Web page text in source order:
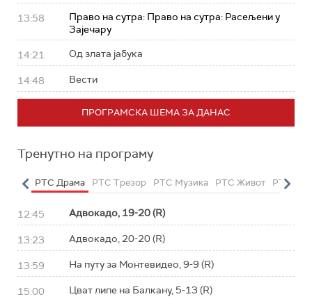
13:58
Право на сутра: Право на сутра: Расељени у
Зајечару
14:21 Од злата јабука
14:48 Вести
ПРОГРАМСКА ШЕМА ЗА ДАНАС
Тренутно на програму
РТС Драма РТС Трезор РТС Музика РТС Живот РТС
12:45 Адвокадо, 19-20 (R)
13:23 Адвокадо, 20-20 (R)
13:59 На путу за Монтевидео, 9-9 (R)
15:00 Цват липе на Балкану, 5-13 (R)